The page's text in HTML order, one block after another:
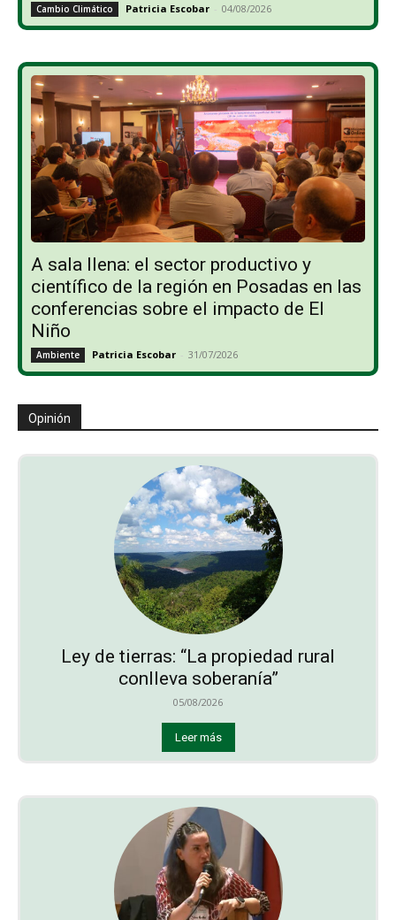
Cambio Climático Patricia Escobar - 04/08/2026
A sala llena: el sector productivo y
científico de la región en Posadas en las
conferencias sobre el impacto de El
Niño
Ambiente Patricia Escobar - 31/07/2026
Opinión
Ley de tierras: “La propiedad rural
conlleva soberanía”
05/08/2026
Leer más